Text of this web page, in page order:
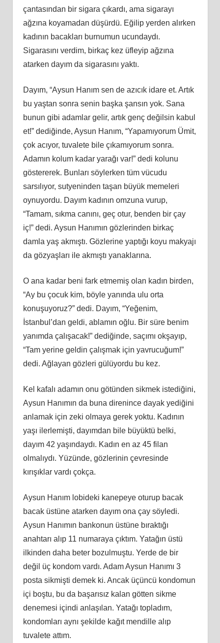
çantasından bir sigara çıkardı, ama sigarayı
ağzına koyamadan düşürdü. Eğilip yerden alırken
kadının bacakları burnumun ucundaydı.
Sigarasını verdim, birkaç kez üfleyip ağzına
atarken dayım da sigarasını yaktı.
Dayım, “Aysun Hanım sen de azıcık idare et. Artık
bu yaştan sonra senin başka şansın yok. Sana
bunun gibi adamlar gelir, artık genç değilsin kabul
et!” dediğinde, Aysun Hanım, “Yapamıyorum Ümit,
çok acıyor, tuvalete bile çıkamıyorum sonra.
Adamın kolum kadar yarağı var!” dedi kolunu
göstererek. Bunları söylerken tüm vücudu
sarsılıyor, sutyeninden taşan büyük memeleri
oynuyordu. Dayım kadının omzuna vurup,
“Tamam, sıkma canını, geç otur, benden bir çay
iç!” dedi. Aysun Hanımın gözlerinden birkaç
damla yaş akmıştı. Gözlerine yaptığı koyu makyajı
da gözyaşları ile akmıştı yanaklarına.
O ana kadar beni fark etmemiş olan kadın birden,
“Ay bu çocuk kim, böyle yanında ulu orta
konuşuyoruz?” dedi. Dayım, “Yeğenim,
İstanbul’dan geldi, ablamın oğlu. Bir süre benim
yanımda çalışacak!” dediğinde, saçımı okşayıp,
“Tam yerine geldin çalışmak için yavrucuğum!”
dedi. Ağlayan gözleri gülüyordu bu kez.
Kel kafalı adamın onu götünden sikmek istediğini,
Aysun Hanımın da buna direnince dayak yediğini
anlamak için zeki olmaya gerek yoktu. Kadının
yaşı ilerlemişti, dayımdan bile büyüktü belki,
dayım 42 yaşındaydı. Kadın en az 45 filan
olmalıydı. Yüzünde, gözlerinin çevresinde
kırışıklar vardı çokça.
Aysun Hanım lobideki kanepeye oturup bacak
bacak üstüne atarken dayım ona çay söyledi.
Aysun Hanımın bankonun üstüne bıraktığı
anahtarı alıp 11 numaraya çıktım. Yatağın üstü
ilkinden daha beter bozulmuştu. Yerde de bir
değil üç kondom vardı. Adam Aysun Hanımı 3
posta sikmişti demek ki. Ancak üçüncü kondomun
içi boştu, bu da başarısız kalan götten sikme
denemesi içindi anlaşılan. Yatağı topladım,
kondomları aynı şekilde kağıt mendille alıp
tuvalete attım.